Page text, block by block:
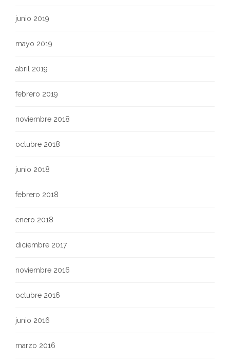
junio 2019
mayo 2019
abril 2019
febrero 2019
noviembre 2018
octubre 2018
junio 2018
febrero 2018
enero 2018
diciembre 2017
noviembre 2016
octubre 2016
junio 2016
marzo 2016